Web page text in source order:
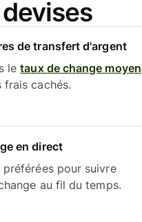
de transfert d'argent
letaux de change moyen
frais cachés.
en direct
pour suivre
au fil du temps.